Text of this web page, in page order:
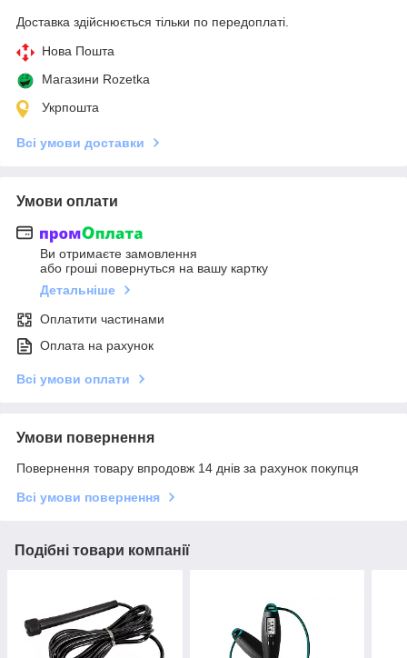
Доставка здійснюється тільки по передоплаті.
Нова Пошта
Магазини Rozetka
Укрпошта
Всі умови доставки
Умови оплати
Ви отримаєте замовлення
або гроші повернуться на вашу картку
Детальніше
Оплатити частинами
Оплата на рахунок
Всі умови оплати
Умови повернення
Повернення товару впродовж 14 днів за рахунок покупця
Всі умови повернення
Подібні товари компанії